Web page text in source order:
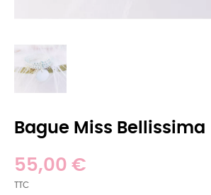
Bague Miss Bellissima
55,00 €
TTC